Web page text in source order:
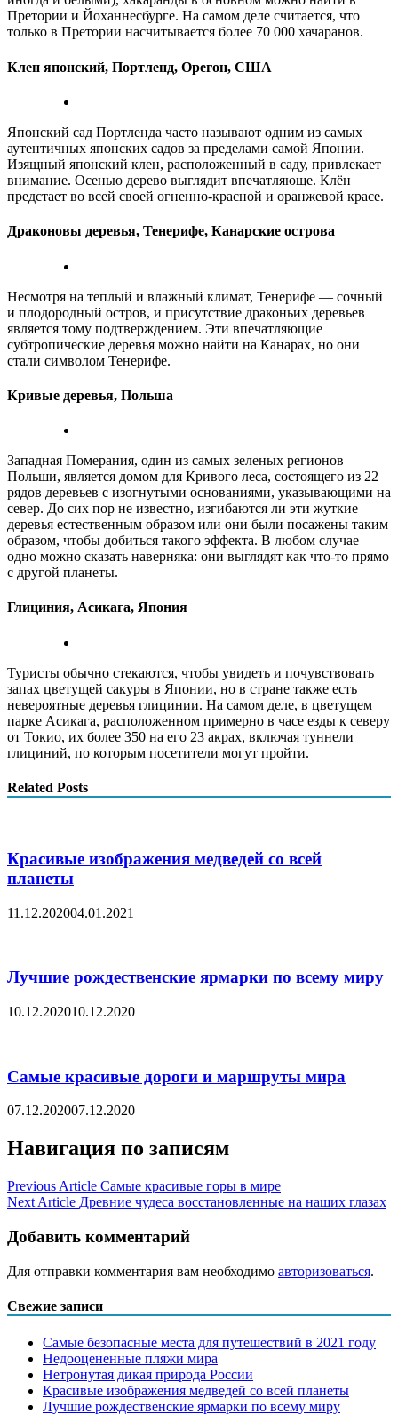
Претории и Йоханнесбурге. На самом деле считается, что
только в Претории насчитывается более 70 000 хачаранов.
Клен японский, Портленд, Орегон, США
Японский сад Портленда часто называют одним из самых
аутентичных японских садов за пределами самой Японии.
Изящный японский клен, расположенный в саду, привлекает
внимание. Осенью дерево выглядит впечатляюще. Клён
предстает во всей своей огненно-красной и оранжевой красе.
Драконовы деревья, Тенерифе, Канарские острова
Несмотря на теплый и влажный климат, Тенерифе — сочный
и плодородный остров, и присутствие драконьих деревьев
является тому подтверждением. Эти впечатляющие
субтропические деревья можно найти на Канарах, но они
стали символом Тенерифе.
Кривые деревья, Польша
Западная Померания, один из самых зеленых регионов
Польши, является домом для Кривого леса, состоящего из 22
рядов деревьев с изогнутыми основаниями, указывающими на
север. До сих пор не известно, изгибаются ли эти жуткие
деревья естественным образом или они были посажены таким
образом, чтобы добиться такого эффекта. В любом случае
одно можно сказать наверняка: они выглядят как что-то прямо
с другой планеты.
Глициния, Асикага, Япония
Туристы обычно стекаются, чтобы увидеть и почувствовать
запах цветущей сакуры в Японии, но в стране также есть
невероятные деревья глицинии. На самом деле, в цветущем
парке Асикага, расположенном примерно в часе езды к северу
от Токио, их более 350 на его 23 акрах, включая туннели
глициний, по которым посетители могут пройти.
Related Posts
Красивые изображения медведей со всей
планеты
11.12.202004.01.2021
Лучшие рождественские ярмарки по всему миру
10.12.202010.12.2020
Самые красивые дороги и маршруты мира
07.12.202007.12.2020
Навигация по записям
Previous Article Самые красивые горы в мире
Next Article Древние чудеса восстановленные на наших глазах
Добавить комментарий
Для отправки комментария вам необходимо авторизоваться.
Свежие записи
Самые безопасные места для путешествий в 2021 году
Недооцененные пляжи мира
Нетронутая дикая природа России
Красивые изображения медведей со всей планеты
Лучшие рождественские ярмарки по всему миру